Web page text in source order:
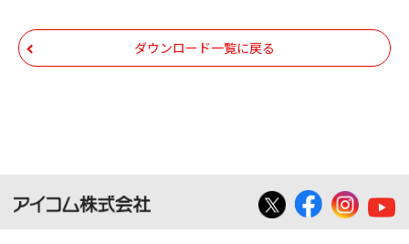
いは無償を問わず、第三者に譲渡あるいは
使用させる事ができません。
ダウンロードした取扱説明書等に使用され
ダウンロード一覧に戻る